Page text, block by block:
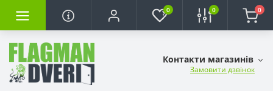
0 0 0
Контакти магазинів
Замовити дзвінок